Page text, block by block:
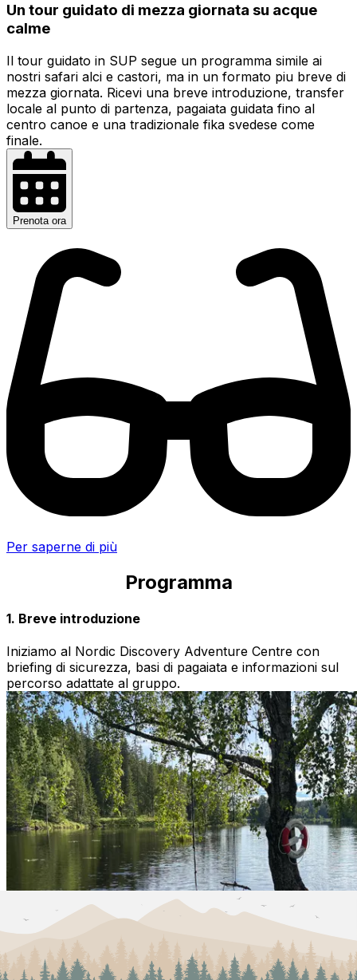
Un tour guidato di mezza giornata su acque
calme
Il tour guidato in SUP segue un programma simile ai
nostri safari alci e castori, ma in un formato piu breve di
mezza giornata. Ricevi una breve introduzione, transfer
locale al punto di partenza, pagaiata guidata fino al
centro canoe e una tradizionale fika svedese come
finale.
Prenota ora
Per saperne di più
Programma
1. Breve introduzione
Iniziamo al Nordic Discovery Adventure Centre con
briefing di sicurezza, basi di pagaiata e informazioni sul
percorso adattate al gruppo.